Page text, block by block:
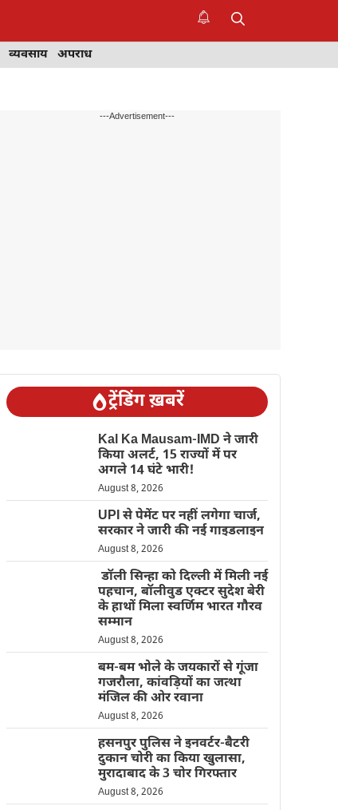
व्यवसाय अपराध
---Advertisement---
ट्रेंडिंग ख़बरें
Kal Ka Mausam-IMD ने जारी
किया अलर्ट, 15 राज्यों में पर
अगले 14 घंटे भारी!
August 8, 2026
UPI से पेमेंट पर नहीं लगेगा चार्ज,
सरकार ने जारी की नई गाइडलाइन
August 8, 2026
डॉली सिन्हा को दिल्ली में मिली नई
पहचान, बॉलीवुड एक्टर सुदेश बेरी
के हाथों मिला स्वर्णिम भारत गौरव
सम्मान
August 8, 2026
बम-बम भोले के जयकारों से गूंजा
गजरौला, कांवड़ियों का जत्था
मंजिल की ओर रवाना
August 8, 2026
हसनपुर पुलिस ने इनवर्टर-बैटरी
दुकान चोरी का किया खुलासा,
मुरादाबाद के 3 चोर गिरफ्तार
August 8, 2026